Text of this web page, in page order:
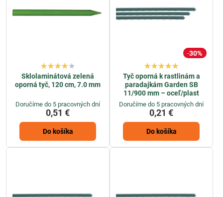
Sklolaminátová zelená
oporná tyč, 120 cm, 7.0 mm
Doručíme do 5 pracovných dní
0,51 €
Do košíka
30%
Tyč oporná k rastlinám a
paradajkám Garden SB
11/900 mm – oceľ/plast
Doručíme do 5 pracovných dní
0,21 €
Do košíka